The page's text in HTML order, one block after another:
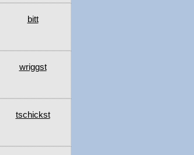
bitt
wriggst
tschickst